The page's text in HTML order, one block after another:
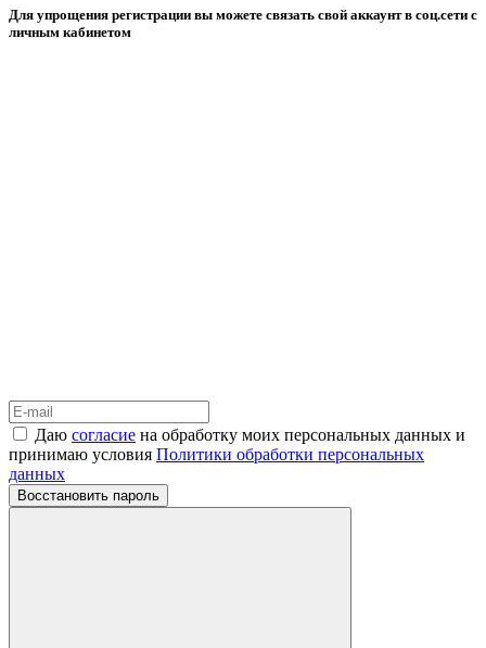
Для упрощения регистрации вы можете связать свой аккаунт в соц.сети с
личным кабинетом
Даю согласие на обработку моих персональных данных и
принимаю условия Политики обработки персональных
данных
Восстановить пароль